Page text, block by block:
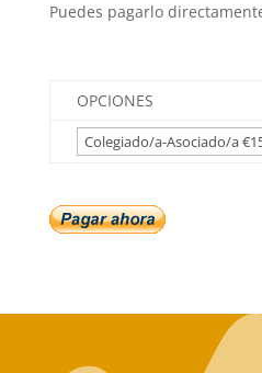
Puedes pagarlo
OPCIONES